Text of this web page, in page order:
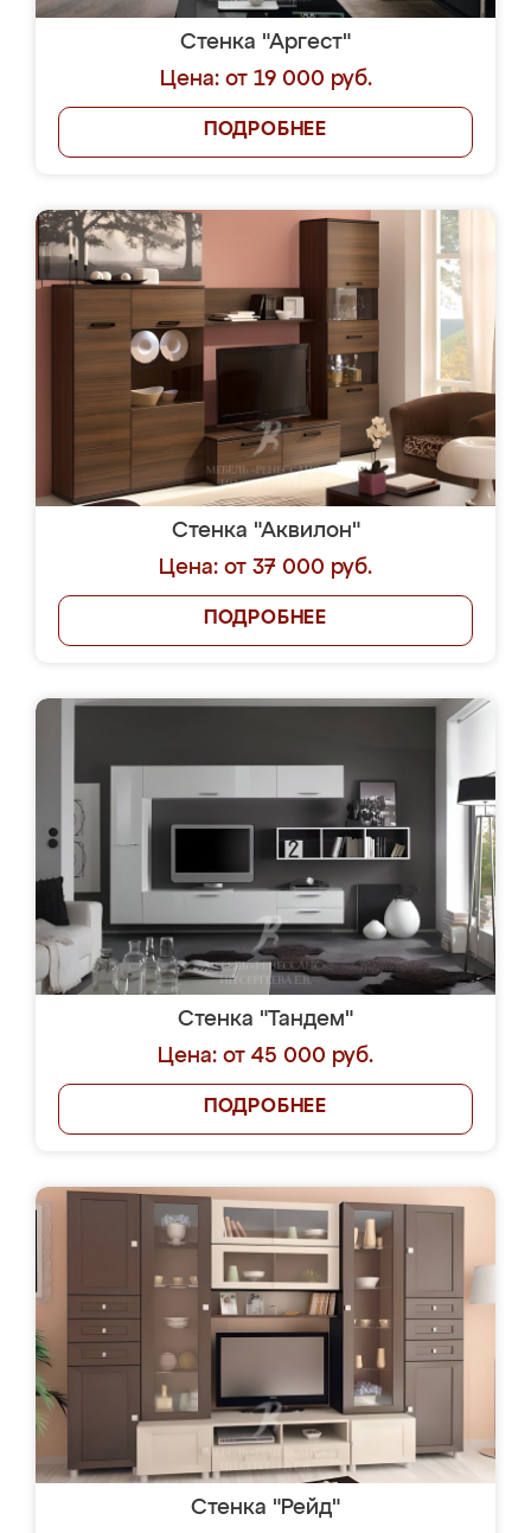
Стенка "Аргест"
Цена: от 19 000 руб.
ПОДРОБНЕЕ
Стенка "Аквилон"
Цена: от 37 000 руб.
ПОДРОБНЕЕ
Стенка "Тандем"
Цена: от 45 000 руб.
ПОДРОБНЕЕ
Стенка "Рейд"